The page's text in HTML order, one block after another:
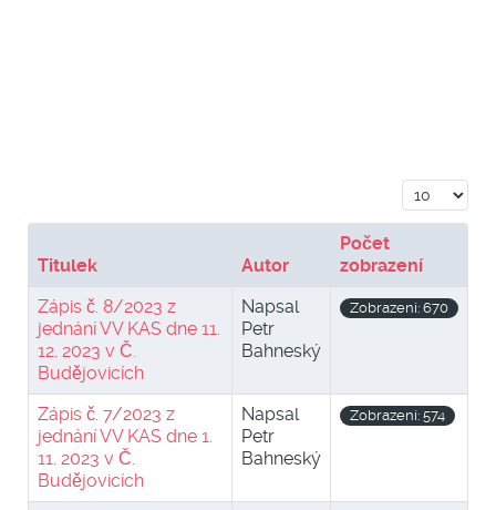
Počet
Titulek Autor
Počet
zobrazení
Zápis č. 8/2023 z
jednání VV KAS dne 11.
12. 2023 v Č.
Budějovicích
Napsal
Petr
Bahneský
Zobrazení: 670
Zápis č. 7/2023 z
jednání VV KAS dne 1.
11. 2023 v Č.
Budějovicích
Napsal
Petr
Bahneský
Zobrazení: 574